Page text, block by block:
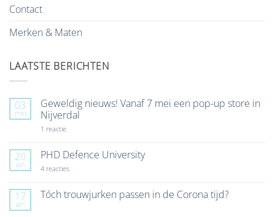
Contact
Merken & Maten
LAATSTE BERICHTEN
03
mei
Geweldig nieuws! Vanaf 7 mei een pop-up store in
Nijverdal
1 reactieop
Vanaf
7
mei
up
store
20
jan
PHD Defence University
4 reactiesop
University
17
jan
Tóch trouwjurken passen in de Corona tijd?